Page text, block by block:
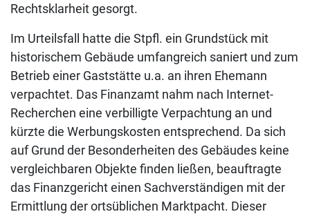
Rechtsklarheit gesorgt.
Im Urteilsfall hatte die Stpfl. ein Grundstück mit
historischem Gebäude umfangreich saniert und zum
Betrieb einer Gaststätte u.a. an ihren Ehemann
verpachtet. Das Finanzamt nahm nach Internet-
Recherchen eine verbilligte Verpachtung an und
kürzte die Werbungskosten entsprechend. Da sich
auf Grund der Besonderheiten des Gebäudes keine
vergleichbaren Objekte finden ließen, beauftragte
das Finanzgericht einen Sachverständigen mit der
Ermittlung der ortsüblichen Marktpacht. Dieser